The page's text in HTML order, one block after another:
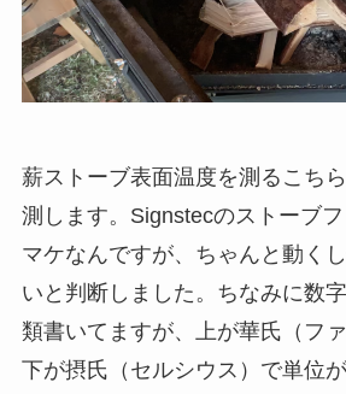
薪ストーブ表面温度を測るこち
測します。Signstecのストーブ
マケなんですが、ちゃんと動く
いと判断しました。ちなみに数
類書いてますが、上が華氏（フ
下が摂氏（セルシウス）で単位